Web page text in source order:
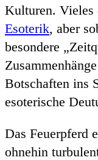
Kulturen. Vieles
Esoterik, aber
besondere
Botschaften ins
esoterische
Das Feuerpferd
ohnehin